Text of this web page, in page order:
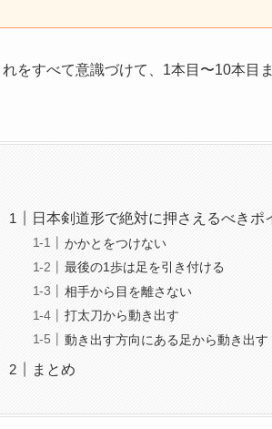
れをすべて意識づけて、1本目〜10本目
日本剣道形で絶対に押さえるべきポ
かかとをつけない
最後の1歩は足を引き付ける
相手から目を離さない
打太刀から動き出す
動き出す方向にある足から動き出す
まとめ